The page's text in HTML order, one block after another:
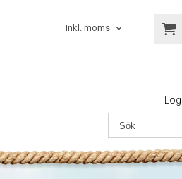
Inkl. moms